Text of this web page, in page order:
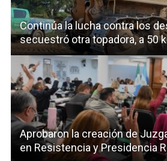
Continúa la lucha contra los
secuestró otra topadora, a 50
Aprobaron la creación de
en Resistencia y Presidencia